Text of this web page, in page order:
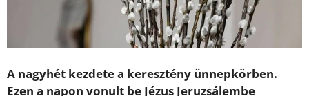
A nagyhét kezdete a keresztény ünnepkörben.
Ezen a napon vonult be Jézus Jeruzsálembe